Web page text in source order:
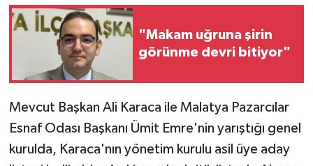
"Makam uğruna şirin
görünme devri bitiyor"
Mevcut Başkan Ali Karaca ile Malatya Pazarcılar
Esnaf Odası Başkanı Ümit Emre'nin yarıştığı genel
kurulda, Karaca'nın yönetim kurulu asil üye aday